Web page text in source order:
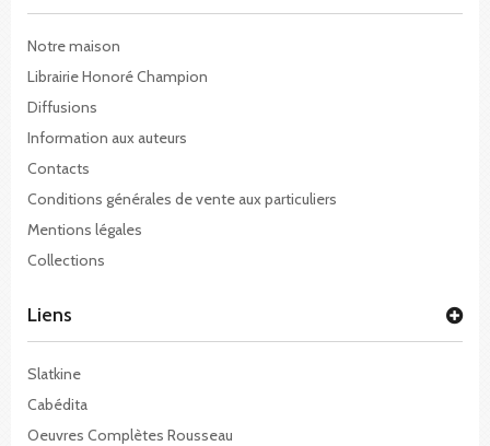
Notre maison
Librairie Honoré Champion
Diffusions
Information aux auteurs
Contacts
Conditions générales de vente aux particuliers
Mentions légales
Collections
Liens
Slatkine
Cabédita
Oeuvres Complètes Rousseau